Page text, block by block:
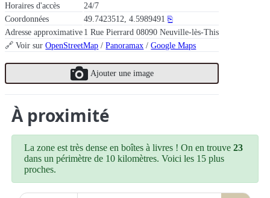
Horaires d'accès
24/7
Coordonnées
49.7423512, 4.5989491 ⎘
Adresse approximative1 Rue Pierrard 08090 Neuville-lès-This
🔗 Voir surOpenStreetMap /Panoramax /Google Maps
Ajouter une image
À proximité
La zone est très dense en boîtes à livres ! On en trouve23
dans un périmètre de 10 kilomètres. Voici les 15 plus
proches.